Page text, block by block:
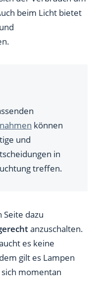
beim Licht bietet
können
und
in
treffen.
dazu
anzuschalten.
es keine
gilt es Lampen
momentan